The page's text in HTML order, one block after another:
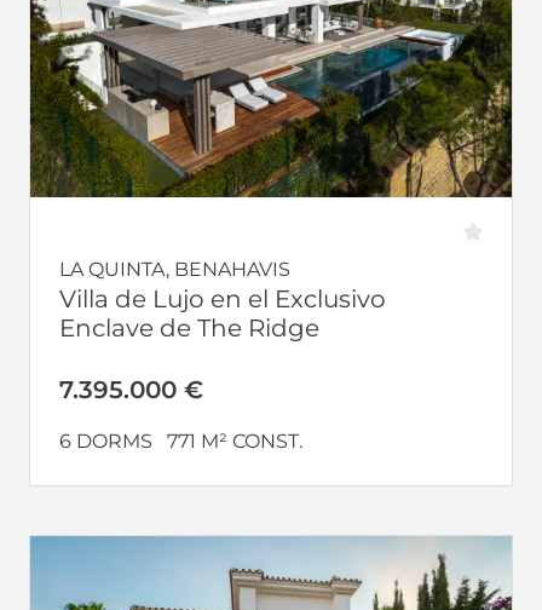
LA QUINTA, BENAHAVIS
Villa de Lujo en el Exclusivo
Enclave de The Ridge
7.395.000 €
6 DORMS 771 M² CONST.